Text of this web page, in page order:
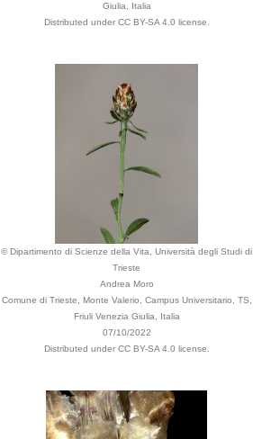
Giulia, Italia
Distributed under CC BY-SA 4.0 license.
© Dipartimento di Scienze della Vita, Università degli Studi di
Trieste
Andrea Moro
Comune di Trieste, Monte Valerio, Campus Universitario, TS,
Friuli Venezia Giulia, Italia
07/10/2022
Distributed under CC BY-SA 4.0 license.